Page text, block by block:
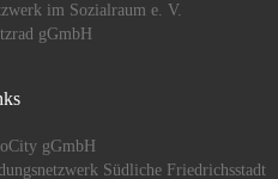
im Sozialraum e. V.
gGmbH
gGmbH
Südliche Friedrichsstadt